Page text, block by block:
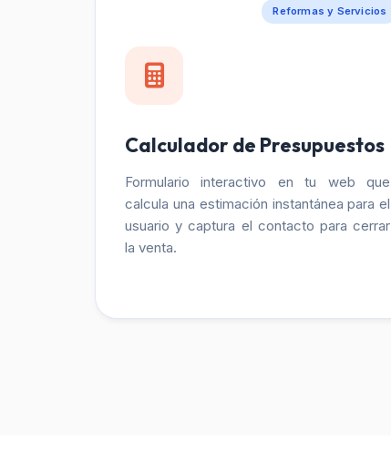
Reformas y Servicios
Calculador de Presupuestos
Formulario interactivo en tu web que
calcula una estimación instantánea para el
usuario y captura el contacto para cerrar
la venta.